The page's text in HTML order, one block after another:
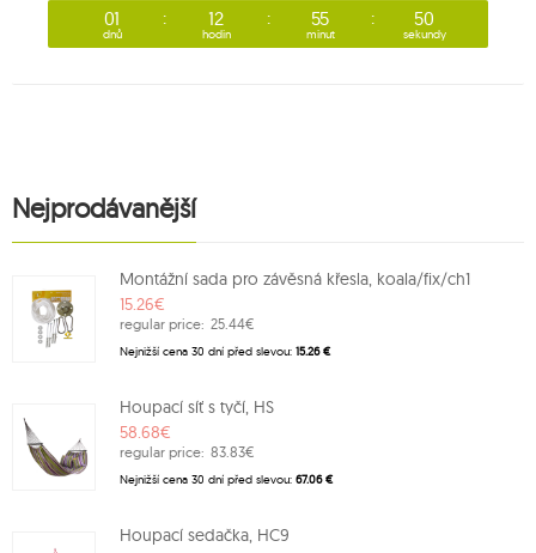
01
dnů
12
hodin
55
minut
50
sekundy
Nejprodávanější
Montážní sada pro závěsná křesla, koala/fix/ch1
15.26€
regular price: 25.44€
Nejnižší cena 30 dní před slevou: 15.26 €
Houpací síť s tyčí, HS
58.68€
regular price: 83.83€
Nejnižší cena 30 dní před slevou: 67.06 €
Houpací sedačka, HC9